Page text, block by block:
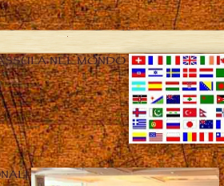
NEL MONDO